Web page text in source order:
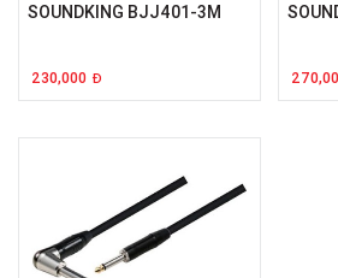
SOUNDKING BJJ401-3M
230,000 Đ